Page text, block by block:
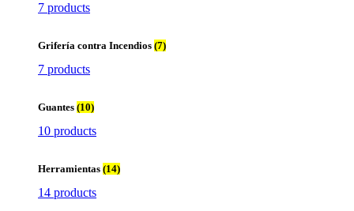
7 products
Grifería contra Incendios (7)
7 products
Guantes (10)
10 products
Herramientas (14)
14 products